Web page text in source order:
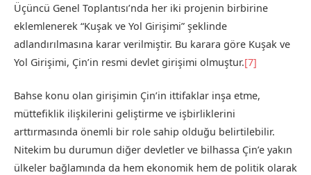
Üçüncü Genel Toplantısı’nda her iki projenin birbirine
eklemlenerek “Kuşak ve Yol Girişimi” şeklinde
adlandırılmasına karar verilmiştir. Bu karara göre Kuşak ve
Yol Girişimi, Çin’in resmi devlet girişimi olmuştur.[7]
Bahse konu olan girişimin Çin’in ittifaklar inşa etme,
müttefiklik ilişkilerini geliştirme ve işbirliklerini
arttırmasında önemli bir role sahip olduğu belirtilebilir.
Nitekim bu durumun diğer devletler ve bilhassa Çin’e yakın
ülkeler bağlamında da hem ekonomik hem de politik olarak